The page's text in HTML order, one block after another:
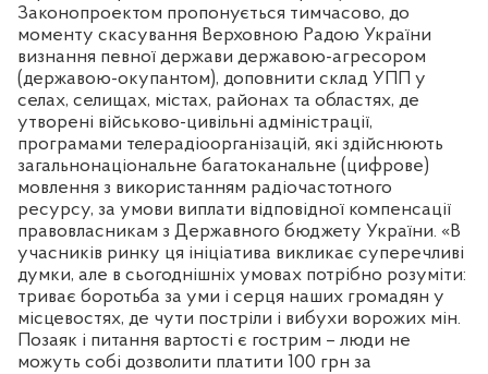
Законопроектом пропонується тимчасово, до
моменту скасування Верховною Радою України
визнання певної держави державою-агресором
(державою-окупантом), доповнити склад УПП у
селах, селищах, містах, районах та областях, де
утворені військово-цивільні адміністрації,
програмами телерадіоорганізацій, які здійснюють
загальнонаціональне багатоканальне (цифрове)
мовлення з використанням радіочастотного
ресурсу, за умови виплати відповідної компенсації
правовласникам з Державного бюджету України. «В
учасників ринку ця ініціатива викликає суперечливі
думки, але в сьогоднішніх умовах потрібно розуміти:
триває боротьба за уми і серця наших громадян у
місцевостях, де чути постріли і вибухи ворожих мін.
Позаяк і питання вартості є гострим – люди не
можуть собі дозволити платити 100 грн за